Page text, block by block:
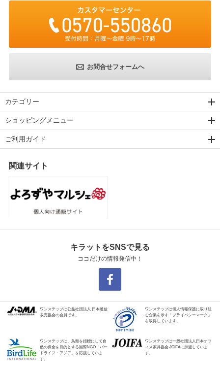
お問合せフォームへ
カテゴリー
ショッピングメニュー
ご利用ガイド
関連サイト
キラットをSNSで見る
ココだけの情報発信中！
ワンステップは公益社団法人 日本通信
販売協会の会員です。
ワンステップは個人情報保護に取り組
む企業を示す「プライバシーマーク」
を取得しています。
ワンステップは、鳥類を指標にして自
然の保全を目的とする国際NGO「バー
ドライフ・アジア」を応援していま
す。
ワンステップは一般社団法人日本オフ
ィス家具協会 JOIFAに加盟していま
す。